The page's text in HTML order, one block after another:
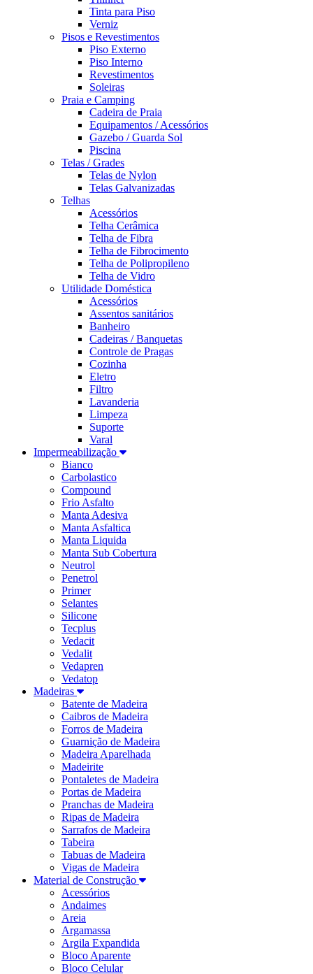
Tinta para Piso
Verniz
Pisos e Revestimentos
Piso Externo
Piso Interno
Revestimentos
Soleiras
Praia e Camping
Cadeira de Praia
Equipamentos / Acessórios
Gazebo / Guarda Sol
Piscina
Telas / Grades
Telas de Nylon
Telas Galvanizadas
Telhas
Acessórios
Telha Cerâmica
Telha de Fibra
Telha de Fibrocimento
Telha de Polipropileno
Telha de Vidro
Utilidade Doméstica
Acessórios
Assentos sanitários
Banheiro
Cadeiras / Banquetas
Controle de Pragas
Cozinha
Eletro
Filtro
Lavanderia
Limpeza
Suporte
Varal
Impermeabilização
Bianco
Carbolastico
Compound
Frio Asfalto
Manta Adesiva
Manta Asfaltica
Manta Liquida
Manta Sub Cobertura
Neutrol
Penetrol
Primer
Selantes
Silicone
Tecplus
Vedacit
Vedalit
Vedapren
Vedatop
Madeiras
Batente de Madeira
Caibros de Madeira
Forros de Madeira
Guarnição de Madeira
Madeira Aparelhada
Madeirite
Pontaletes de Madeira
Portas de Madeira
Pranchas de Madeira
Ripas de Madeira
Sarrafos de Madeira
Tabeira
Tabuas de Madeira
Vigas de Madeira
Material de Construção
Acessórios
Andaimes
Areia
Argamassa
Argila Expandida
Bloco Aparente
Bloco Celular